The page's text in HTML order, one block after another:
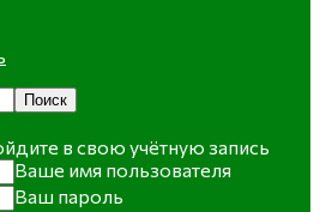
в свою учётную запись
Ваше имя пользователя
Ваш пароль